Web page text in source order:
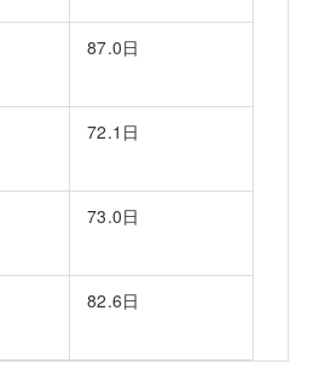
87.0日
72.1日
73.0日
82.6日